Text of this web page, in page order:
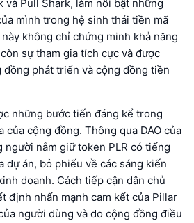
Pull Shark, làm nổi bật những
mình trong hệ sinh thái tiền mã
không chỉ chứng minh khả năng
sự tham gia tích cực và được
phát triển và cộng đồng tiền
những bước tiến đáng kể trong
của cộng đồng. Thông qua DAO của
người nắm giữ token PLR có tiếng
dự án, bỏ phiếu về các sáng kiến
doanh. Cách tiếp cận dân chủ
định nhấn mạnh cam kết của Pillar
người dùng và do cộng đồng điều